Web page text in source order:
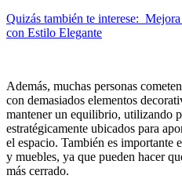
Quizás también te interese: Mejora
con Estilo Elegante
Además, muchas personas
con demasiados elementos
mantener un equilibrio, utilizando
estratégicamente ubicados para
el espacio. También es importante
y muebles, ya que pueden hacer
más cerrado.